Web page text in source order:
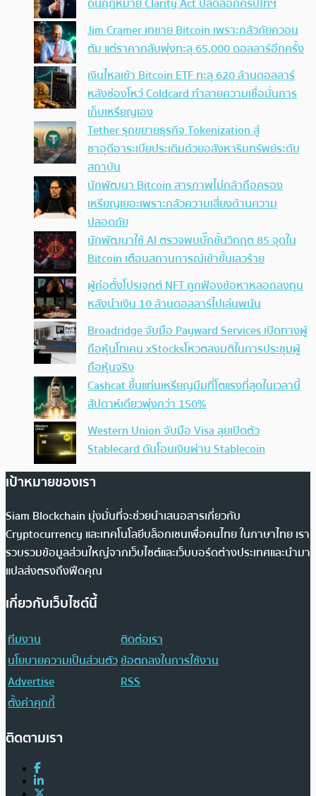
Jim Cramer เทขาย Bitcoin เพราะกลัวภัยควอน
ตัม แต่ราคากลับพุ่งทะลุ 65,000 ดอลลาร์อีกครั้ง
เงินไหลเข้า Bitcoin ETF ทะลุ 620 ล้านดอลลาร์
หลังช่องโหว่ Coldcard ทำลายความเชื่อมั่นการ
เก็บเหรียญเอง
Tether รุกขยายธุรกิจ Tokenization สู่
ซาอุดีอาระเบียประเดิมด้วยอสังหาริมทรัพย์ระดับ
สถาบัน
นักพัฒนา Bitcoin สารภาพไม่กล้าถือครอง
เหรียญเยอะเพราะกลัวความเสี่ยงด้านความ
ปลอดภัย
นักพัฒนาใช้ AI ตรวจพบบั๊กขั้นวิกฤต 85 จุดใน
Bitcoin เตือนสถานการณ์เข้าขั้นเลวร้าย
ผู้ก่อตั้งโปรเจกต์ NFT ถูกฟ้องข้อหาหลอกลงทุน
หลังนำเงิน 10 ล้านดอลลาร์ไปเล่นพนัน
Broadridge จับมือ Payward Services เปิดทางผู้
ถือหุ้นโทเคน xStocksโหวตลงมติในการประชุมผู้
ถือหุ้นจริง
Cashcat ขึ้นแท่นเหรียญมีมที่โตแรงที่สุดในเวลานี้
สัปดาห์เดียวพุ่งกว่า 150%
Western Union จับมือ Visa ลุยเปิดตัว
Stablecard ดันโอนเงินผ่าน Stablecoin
เป้าหมายของเรา
Siam Blockchain มุ่งมั่นที่จะช่วยนำเสนอสารเกี่ยวกับ
Cryptocurrency และเทคโนโลยีบล็อกเชนเพื่อคนไทย ในภาษาไทย เรา
รวบรวมข้อมูลส่วนใหญ่จากเว็บไซต์และเว็บบอร์ดต่างประเทศและนำมา
แปลส่งตรงถึงฟีดคุณ
เกี่ยวกับเว็บไซต์นี้
ทีมงาน
ติดต่อเรา
นโยบายความเป็นส่วนตัวข้อตกลงในการใช้งาน
Advertise
RSS
ตั้งค่าคุกกี้
ติดตามเรา